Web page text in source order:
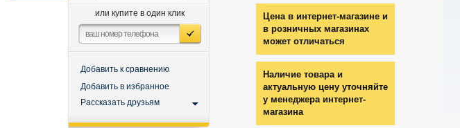
Цена в интернет-магазине и
в розничных магазинах
может отличаться
Наличие товара и
актуальную цену уточняйте
у менеджера интернет-
магазина
или купите в один клик
Добавить к сравнению
Добавить в избранное
Рассказать друзьям